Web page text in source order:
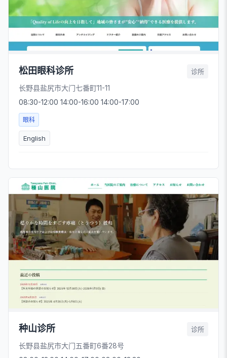
松田眼科诊所 诊所
长野县盐尻市大门七番町11-11
08:30-12:00 14:00-16:00 14:00-17:00
眼科
English
种山诊所 诊所
长野县盐尻市大门五番町6番28号